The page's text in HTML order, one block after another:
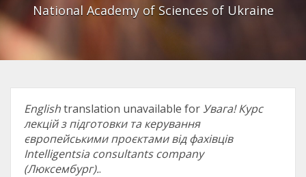
National Academy of Sciences of Ukraine
Englishtranslation unavailable forУвага! Курс
лекцій з підготовки та керування
європейськими проєктами від фахівців
Intelligentsia consultants company
(Люксембург)..